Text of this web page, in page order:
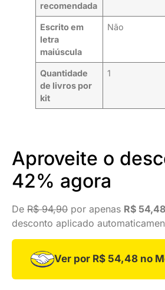
recomendada
Escrito em
letra
maiúscula
Não
Quantidade
de livros por
kit
1
Aproveite o
42% agora
De R$ 94,90 por apenas R$ 54,48
desconto aplicado
Ver por R$ 54,48 no